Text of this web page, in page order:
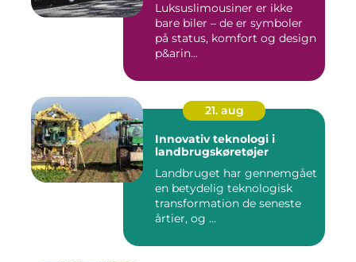
Luksuslimousiner er ikke
bare biler – de er symboler
på status, komfort og design
p&arin...
21. aug
Innovativ teknologi i
landbrugskøretøjer
Landbruget har gennemgået
en betydelig teknologisk
transformation de seneste
årtier, og ...